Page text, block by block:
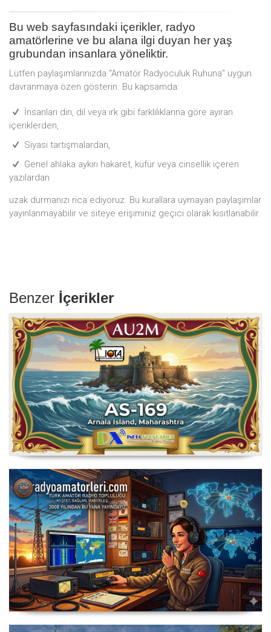
Bu web sayfasındaki içerikler, radyo
amatörlerine ve bu alana ilgi duyan her yaş
grubundan insanlara yöneliktir.
Lütfen paylaşımlarınızda "Amatör Radyoculuk Ruhuna" uygun
davranmaya özen gösterin. Bu kapsamda:
İnsanları din, dil veya ırk gibi farklılıklarına göre ayıran
içeriklerden,
Siyasi tartışmalardan,
Genel ahlaka aykırı hakaret, küfür veya cinsellik içeren
yazılardan
uzak durmanızı rica ediyoruz. Bu kurallara uymayan paylaşımlar
yayınlanmayabilir ve siteye erişiminiz geçici olarak kısıtlanabilir.
Benzer İçerikler